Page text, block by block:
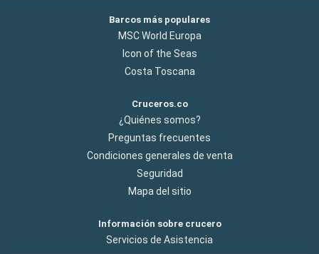
Barcos más populares
MSC World Europa
Icon of the Seas
Costa Toscana
Cruceros.co
¿Quiénes somos?
Preguntas frecuentes
Condiciones generales de venta
Seguridad
Mapa del sitio
Información sobre crucero
Servicios de Asistencia